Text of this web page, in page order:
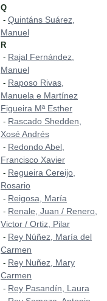
Q
- Quintáns Suárez,
Manuel
R
- Rajal Fernández,
Manuel
- Raposo Rivas,
Manuela e Martínez
Figueira Mª Esther
- Rascado Shedden,
Xosé Andrés
- Redondo Abel,
Francisco Xavier
- Regueira Cereijo,
Rosario
- Reigosa, María
- Renale, Juan / Renero,
Victor / Ortiz, Pilar
- Rey Núñez, María del
Carmen
- Rey Nuñez, Mary
Carmen
- Rey Pasandín, Laura